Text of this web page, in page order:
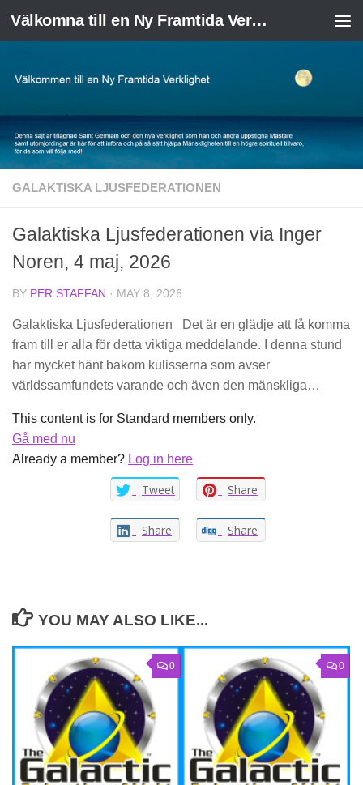
Skip to content Välkomna till en Ny Framtida Verklighet
GALAKTISKA LJUSFEDERATIONEN
Galaktiska Ljusfederationen via Inger
Noren, 4 maj, 2026
BY PER STAFFAN · MAY 8, 2026
Galaktiska Ljusfederationen Det är en glädje att få komma
fram till er alla för detta viktiga meddelande. I denna stund
har mycket hänt bakom kulisserna som avser
världssamfundets varande och även den mänskliga…
This content is for Standard members only.
Gå med nu
Already a member? Log in here
Tweet Share
Share Share
YOU MAY ALSO LIKE...
0 0